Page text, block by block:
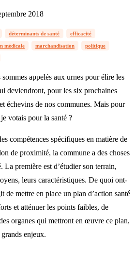
2018
déterminants de santé efficacité
médicale marchandisation politique
appelés aux urnes pour élire les
deviendront, pour les six prochaines
échevins de nos communes. Mais pour
votais pour la santé ?
compétences spécifiques en matière de
de proximité, la commune a des choses
La première est d’étudier son terrain,
leurs caractéristiques. De quoi ont-
de mettre en place un plan d’action santé
et atténuer les points faibles, de
organes qui mettront en œuvre ce plan,
enjeux.